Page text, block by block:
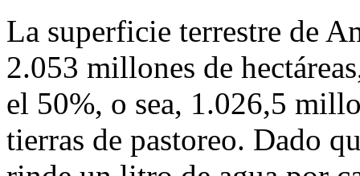
La superficie terrestre de
2.053 millones de
el 50%, o sea, 1.026,5
tierras de pastoreo. Dado